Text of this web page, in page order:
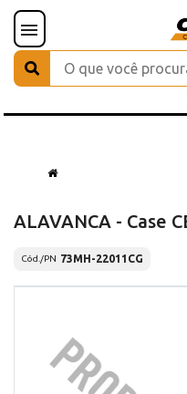
ALAVANCA - Case
Cód./PN 73MH-22011CG